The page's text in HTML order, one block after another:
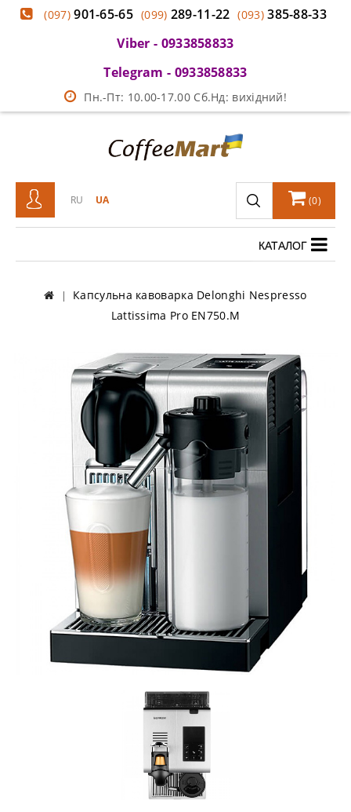
(097)901-65-65 (099) 289-11-22 (093)385-88-33
Viber - 0933858833
Telegram - 0933858833
Пн.-Пт: 10.00-17.00 Сб.Нд: вихідний!
RU UA (0)
КАТАЛОГ
Капсульна кавоварка Delonghi Nespresso
Lattissima Pro EN750.M